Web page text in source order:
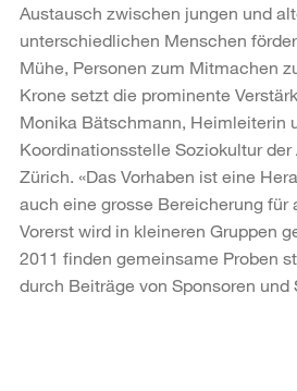
Austausch zwischen jungen und
unterschiedlichen Menschen
Mühe, Personen zum Mitmachen
Krone setzt die prominente
Monika Bätschmann, Heimleiterin
Koordinationsstelle Soziokultur
Zürich. «Das Vorhaben ist eine
auch eine grosse Bereicherung für
Vorerst wird in kleineren Gruppen
2011 finden gemeinsame Proben
durch Beiträge von Sponsoren und